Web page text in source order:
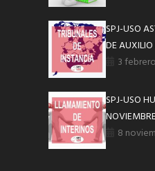
SPJ-USO
DE
3
SPJ-USO
8